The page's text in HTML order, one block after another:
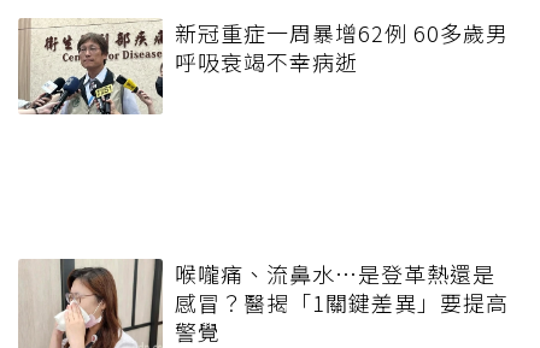
新冠重症一周暴增62例 60多歲男
呼吸衰竭不幸病逝
喉嚨痛、流鼻水⋯是登革熱還是
感冒？醫揭「1關鍵差異」要提高
警覺